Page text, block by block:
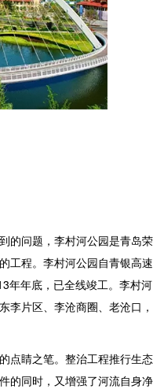
问题，李村河公园是青岛荣
工程。李村河公园自青银高速
年年底，已全线竣工。李村河
李片区、李沧商圈、老沧口，
睛之笔。整治工程推行生态
的同时，又增强了河流自身净